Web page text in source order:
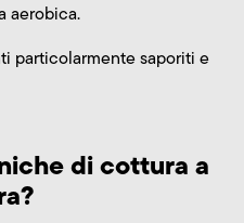
aerobica.
particolarmente saporiti e
di cottura a